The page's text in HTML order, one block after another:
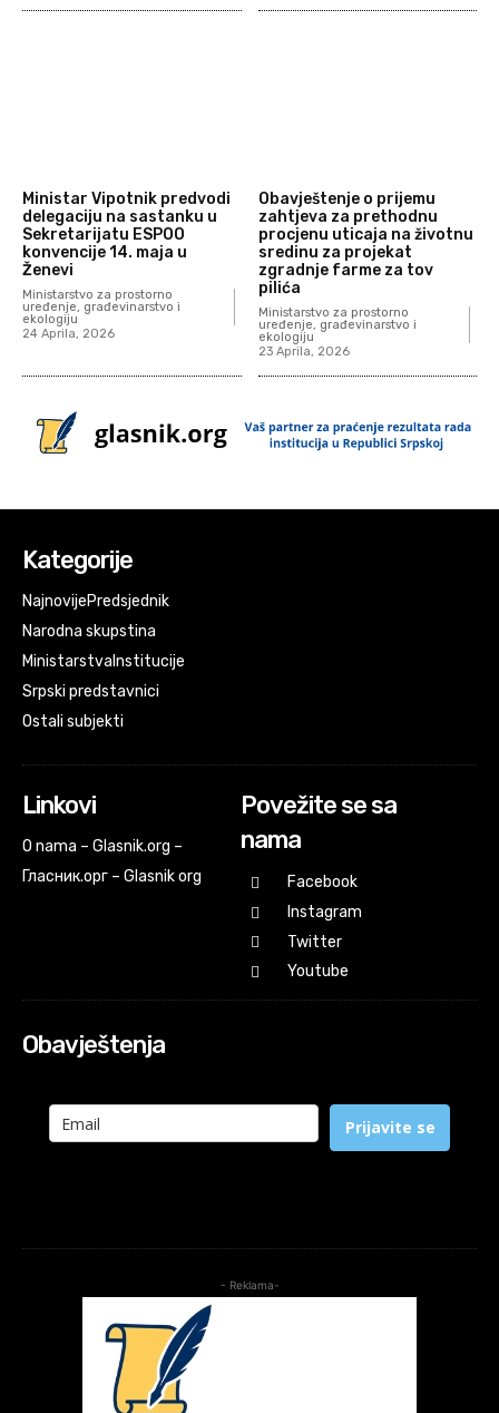
Ministar Vipotnik predvodi
delegaciju na sastanku u
Sekretarijatu ESPOO
konvencije 14. maja u
Ženevi
Ministarstvo za prostorno
uređenje, građevinarstvo i
ekologiju
24 Aprila, 2026
Obavještenje o prijemu
zahtjeva za prethodnu
procjenu uticaja na životnu
sredinu za projekat
zgradnje farme za tov
pilića
Ministarstvo za prostorno
uređenje, građevinarstvo i
ekologiju
23 Aprila, 2026
Kategorije
NajnovijePredsjednik
Narodna skupstina
Ministarstva Institucije
Srpski predstavnici
Ostali subjekti
Linkovi
O nama – Glasnik.org –
Гласник.орг – Glasnik org
Povežite se sa
nama
Facebook
Instagram
Twitter
Youtube
Obavještenja
Prijavite se
- Reklama-